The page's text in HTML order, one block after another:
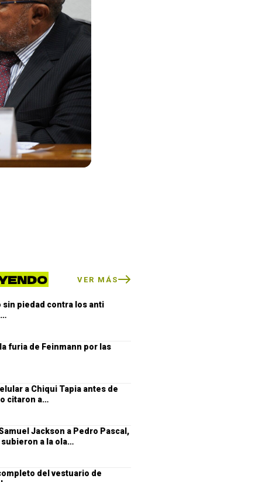
VER MÁS
sin piedad contra los anti
furia de Feinmann por las
a Chiqui Tapia antes de
citaron a…
Jackson a Pedro Pascal,
a la ola…
del vestuario de